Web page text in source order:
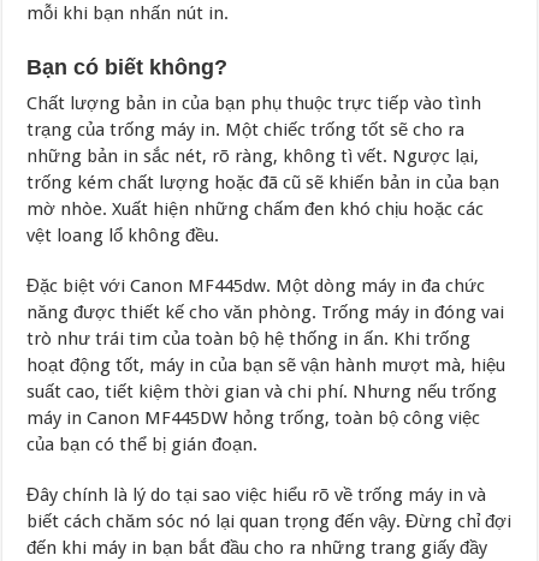
mỗi khi bạn nhấn nút in.
Bạn có biết không?
Chất lượng bản in của bạn phụ thuộc trực tiếp vào tình
trạng của trống máy in. Một chiếc trống tốt sẽ cho ra
những bản in sắc nét, rõ ràng, không tì vết. Ngược lại,
trống kém chất lượng hoặc đã cũ sẽ khiến bản in của bạn
mờ nhòe. Xuất hiện những chấm đen khó chịu hoặc các
vệt loang lổ không đều.
Đặc biệt với Canon MF445dw. Một dòng máy in đa chức
năng được thiết kế cho văn phòng. Trống máy in đóng vai
trò như trái tim của toàn bộ hệ thống in ấn. Khi trống
hoạt động tốt, máy in của bạn sẽ vận hành mượt mà, hiệu
suất cao, tiết kiệm thời gian và chi phí. Nhưng nếu trống
máy in Canon MF445DW hỏng trống, toàn bộ công việc
của bạn có thể bị gián đoạn.
Đây chính là lý do tại sao việc hiểu rõ về trống máy in và
biết cách chăm sóc nó lại quan trọng đến vậy. Đừng chỉ đợi
đến khi máy in bạn bắt đầu cho ra những trang giấy đầy